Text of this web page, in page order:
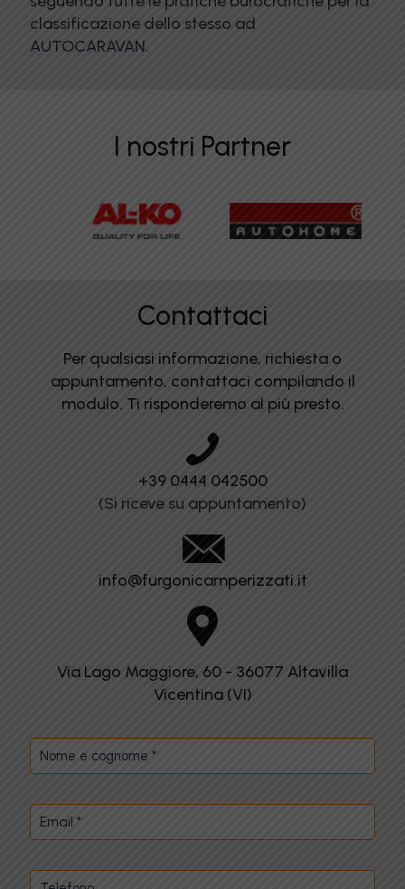
classificazione dello stesso ad
AUTOCARAVAN.
I nostri Partner
Contattaci
Per qualsiasi informazione, richiesta o
appuntamento, contattaci compilando il
modulo. Ti risponderemo al più presto.
+39 0444 042500
(Si riceve su appuntamento)
info@furgonicamperizzati.it
Via Lago Maggiore, 60 - 36077 Altavilla
Vicentina (VI)